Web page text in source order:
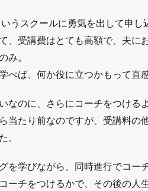
うスクールに勇気を出して申し
、受講費はとても高額で、夫に
み。
べば、何か役に立つかもって直
なのに、さらにコーチをつける
当たり前なのですが、受講料
。
を学びながら、同時進行でコー
ーチをつけるかで、その後の人